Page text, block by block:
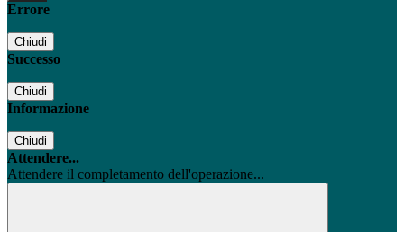
Errore
Chiudi
Successo
Chiudi
Informazione
Chiudi
Attendere...
Attendere il completamento dell'operazione...